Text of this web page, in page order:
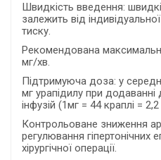
Швидкість введення:
залежить від
тиску.
Рекомендована
мг/хв.
Підтримуюча доза: у
мг урапідилу при
інфузій (1мг = 44 краплі =
Контрольоване зниження
регулювання гіпертонічних
хірургічної операції.